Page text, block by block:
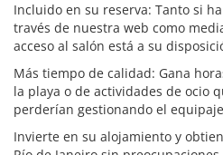
Incluido en su reserva: Tanto si
través de nuestra web como
acceso al salón está a su
Más tiempo de calidad: Gana
la playa o de actividades de ocio
perderían gestionando el
Invierte en su alojamiento y